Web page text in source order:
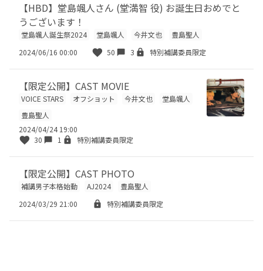
【HBD】堂島颯人さん (堂満智 役) お誕生日おめでと
うございます！
堂島颯人誕生祭2024 堂島颯人 今井文也
豊島聖人
2024/06/16 00:00
50 3 特別補講委員限定
【限定公開】CAST MOVIE
VOICE STARS オフショット 今井文也
堂島颯人
豊島聖人
2024/04/24 19:00
30
1 特別補講委員限定
【限定公開】CAST PHOTO
補講男子本格始動 AJ2024
豊島聖人
2024/03/29 21:00
特別補講委員限定